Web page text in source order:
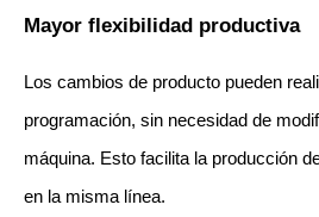
Mayor flexibilidad productiva
Los cambios de producto pueden
programación, sin necesidad de
máquina. Esto facilita la producción
en la misma línea.